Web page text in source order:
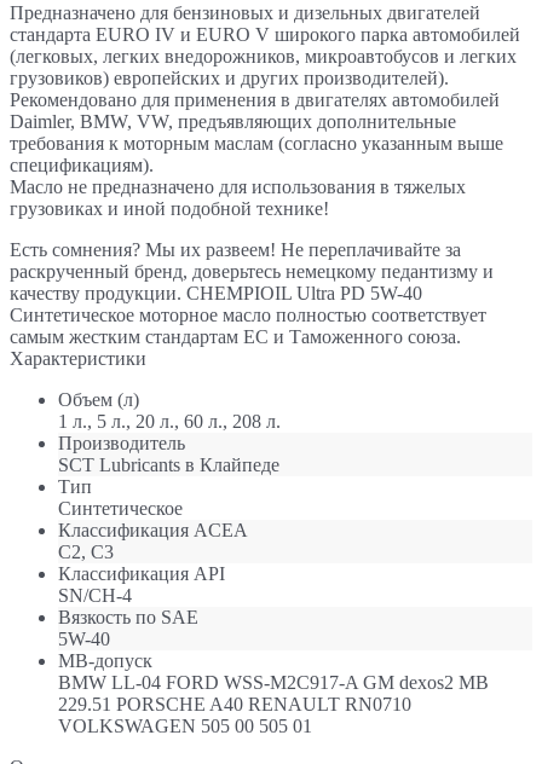
Предназначено для бензиновых и дизельных двигателей
стандарта EURO IV и EURO V широкого парка автомобилей
(легковых, легких внедорожников, микроавтобусов и легких
грузовиков) европейских и других производителей).
Рекомендовано для применения в двигателях автомобилей
Daimler, BMW, VW, предъявляющих дополнительные
требования к моторным маслам (согласно указанным выше
спецификациям).
Масло не предназначено для использования в тяжелых
грузовиках и иной подобной технике!
Есть сомнения? Мы их развеем! Не переплачивайте за
раскрученный бренд, доверьтесь немецкому педантизму и
качеству продукции. CHEMPIOIL Ultra PD 5W-40
Синтетическое моторное масло полностью соответствует
самым жестким стандартам ЕС и Таможенного союза.
Характеристики
Объем (л)
1 л., 5 л., 20 л., 60 л., 208 л.
Производитель
SCT Lubricants в Клайпеде
Тип
Синтетическое
Классификация ACEA
C2, C3
Классификация API
SN/CH-4
Вязкость по SAE
5W-40
МB-допуск
BMW LL-04 FORD WSS-M2C917-A GM dexos2 MB
229.51 PORSCHE A40 RENAULT RN0710
VOLKSWAGEN 505 00 505 01